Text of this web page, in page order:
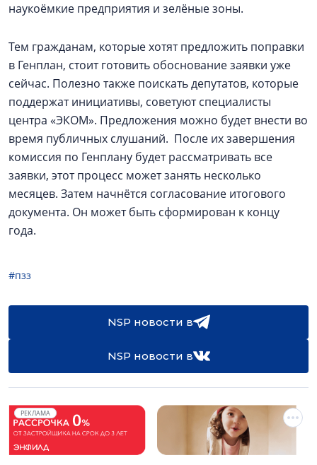
наукоёмкие предприятия и зелёные зоны.
Тем гражданам, которые хотят предложить поправки
в Генплан, стоит готовить обоснование заявки уже
сейчас. Полезно также поискать депутатов, которые
поддержат инициативы, советуют специалисты
центра «ЭКОМ». Предложения можно будет внести во
время публичных слушаний. После их завершения
комиссия по Генплану будет рассматривать все
заявки, этот процесс может занять несколько
месяцев. Затем начнётся согласование итогового
документа. Он может быть сформирован к концу
года.
#пзз
NSP новости в
NSP новости в
РЕКЛАМА